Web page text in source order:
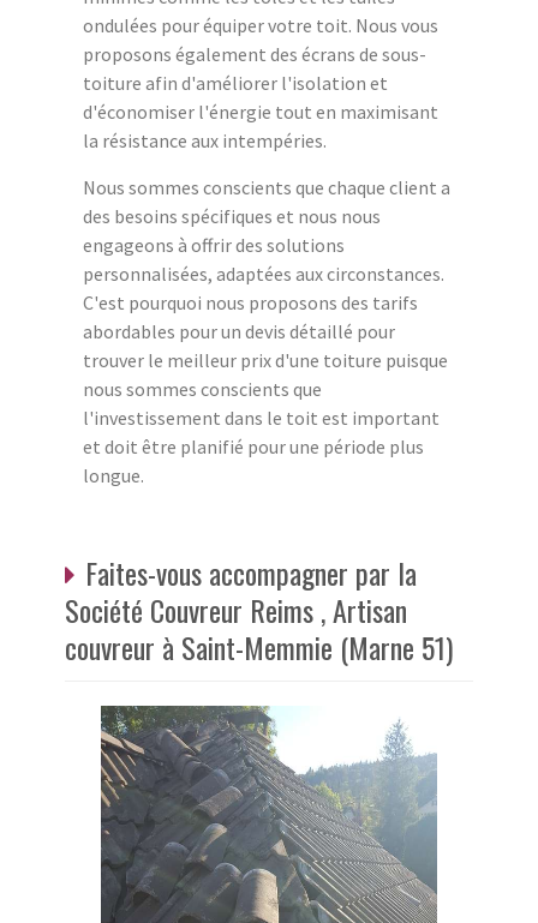
ondulées pour équiper votre toit. Nous vous
proposons également des écrans de sous-
toiture afin d'améliorer l'isolation et
d'économiser l'énergie tout en maximisant
la résistance aux intempéries.
Nous sommes conscients que chaque client a
des besoins spécifiques et nous nous
engageons à offrir des solutions
personnalisées, adaptées aux circonstances.
C'est pourquoi nous proposons des tarifs
abordables pour un devis détaillé pour
trouver le meilleur prix d'une toiture puisque
nous sommes conscients que
l'investissement dans le toit est important
et doit être planifié pour une période plus
longue.
Faites-vous accompagner par la
Société Couvreur Reims , Artisan
couvreur à Saint-Memmie (Marne 51)